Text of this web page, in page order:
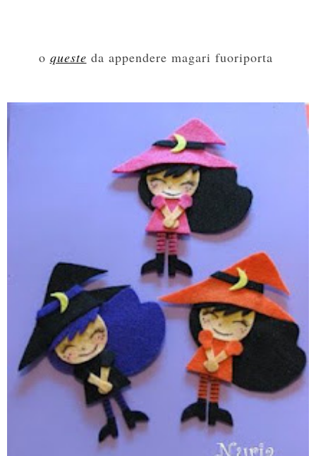
o queste da appendere magari fuoriporta